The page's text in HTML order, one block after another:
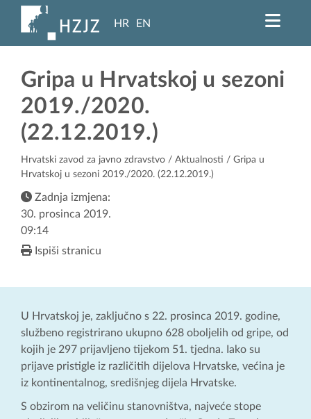
HR EN
Gripa u Hrvatskoj u sezoni
2019./2020.
(22.12.2019.)
Hrvatski zavod za javno zdravstvo / Aktualnosti / Gripa u
Hrvatskoj u sezoni 2019./2020. (22.12.2019.)
Zadnja izmjena:
30. prosinca 2019.
09:14
Ispiši stranicu
U Hrvatskoj je, zaključno s 22. prosinca 2019. godine,
službeno registrirano ukupno 628 oboljelih od gripe, od
kojih je 297 prijavljeno tijekom 51. tjedna. Iako su
prijave pristigle iz različitih dijelova Hrvatske, većina je
iz kontinentalnog, središnjeg dijela Hrvatske.
S obzirom na veličinu stanovništva, najveće stope